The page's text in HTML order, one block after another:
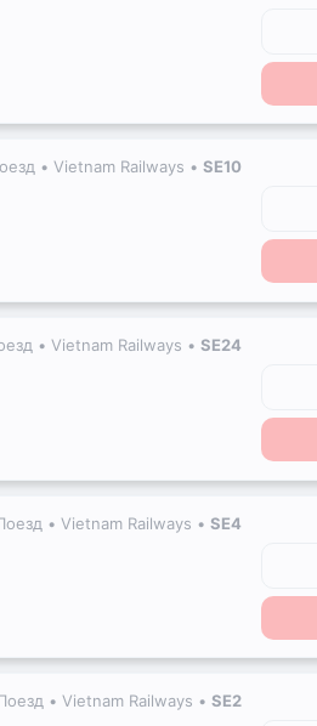
• Vietnam Railways • SE10
• Vietnam Railways • SE24
• Vietnam Railways • SE4
• Vietnam Railways • SE2